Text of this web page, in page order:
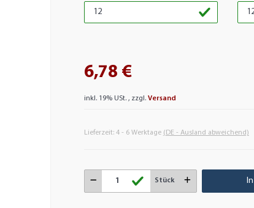
6,78 €
inkl. 19% USt. , zzgl. Versand
Lieferzeit: 4 - 6 Werktage (DE - Ausland abweichend)
Stück